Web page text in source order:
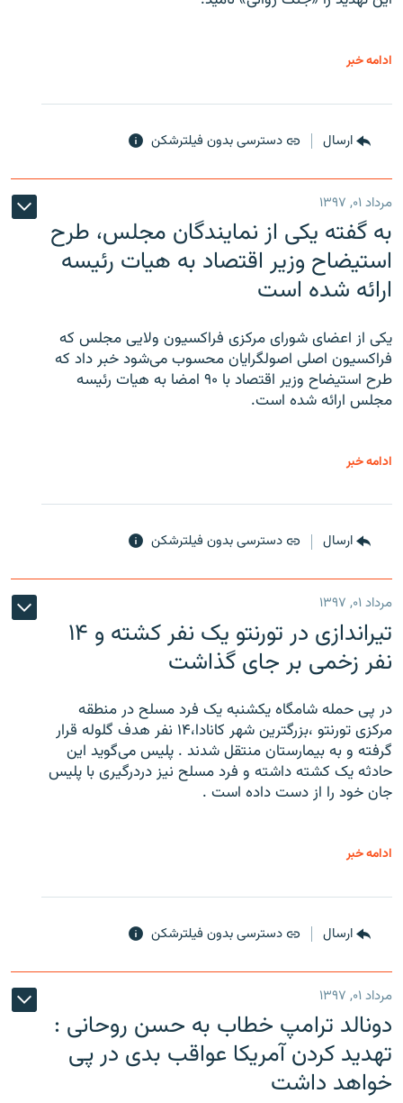
ادامه خبر
ارسال دسترسی بدون فیلترشکن
مرداد ۰۱, ۱۳۹۷
به گفته یکی از نمایندگان مجلس، طرح
استیضاح وزیر اقتصاد به هیات رئیسه
ارائه شده است
یکی از اعضای شورای مرکزی فراکسیون ولایی مجلس که
فراکسیون اصلی اصولگرایان محسوب می‌شود خبر داد که
طرح استیضاح وزیر اقتصاد با ۹۰ امضا به هیات رئیسه
مجلس ارائه شده است.
ادامه خبر
ارسال دسترسی بدون فیلترشکن
مرداد ۰۱, ۱۳۹۷
تیراندازی در تورنتو یک نفر کشته و ۱۴
نفر زخمی بر جای گذاشت
در پی حمله شامگاه یکشنبه یک فرد مسلح در منطقه
مرکزی تورنتو ،‌بزرگترین شهر کانادا،۱۴ نفر هدف گلوله قرار
گرفته و به بیمارستان منتقل شدند . پلیس می‌گوید این
حادثه یک کشته داشته و فرد مسلح نیز دردرگیری با پلیس
جان خود را از دست داده است .
ادامه خبر
ارسال دسترسی بدون فیلترشکن
مرداد ۰۱, ۱۳۹۷
دونالد ترامپ خطاب به حسن روحانی :
تهدید کردن آمریکا عواقب بدی در پی
خواهد داشت